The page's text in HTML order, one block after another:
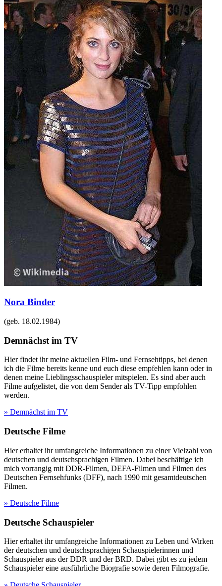
Nora Binder
(geb. 18.02.1984)
Demnächst im TV
Hier findet ihr meine aktuellen Film- und Fernsehtipps, bei denen
ich die Filme bereits kenne und euch diese empfehlen kann oder in
denen meine Lieblingsschauspieler mitspielen. Es sind aber auch
Filme aufgelistet, die von dem Sender als TV-Tipp empfohlen
werden.
» Demnächst im TV
Deutsche Filme
Hier erhaltet ihr umfangreiche Informationen zu einer Vielzahl von
deutschen und deutschsprachigen Filmen. Dabei beschäftige ich
mich vorrangig mit DDR-Filmen, DEFA-Filmen und Filmen des
Deutschen Fernsehfunks (DFF), nach 1990 mit gesamtdeutschen
Filmen.
» Deutsche Filme
Deutsche Schauspieler
Hier erhaltet ihr umfangreiche Informationen zu Leben und Wirken
der deutschen und deutschsprachigen Schauspielerinnen und
Schauspieler aus der DDR und der BRD. Dabei gibt es zu jedem
Schauspieler eine ausführliche Biografie sowie deren Filmografie.